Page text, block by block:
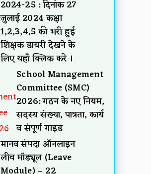
2024-25 : दिनांक 27
जुलाई 2024 कक्षा
1,2,3,4,5 की भरी हुई
शिक्षक डायरी देखने के
लिए यहाँ क्लिक करे ।
School Management
Committee (SMC)
2026: गठन के नए नियम,
सदस्य संख्या, पात्रता, कार्य
व संपूर्ण गाइड
मानव संपदा ऑनलाइन
लीव मॉड्यूल (Leave
Module) – 22